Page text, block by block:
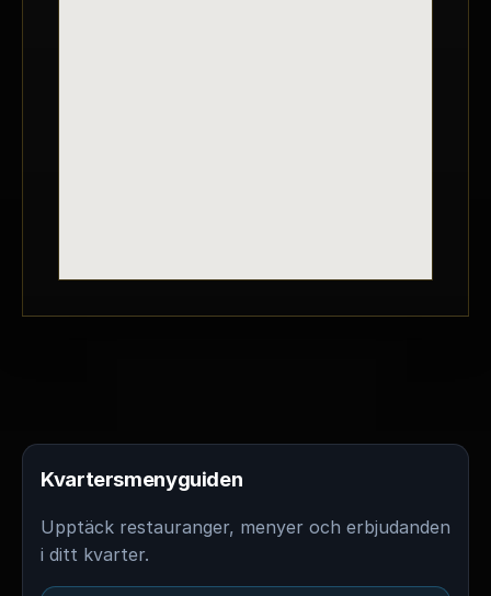
Kvartersmenyguiden
Upptäck restauranger, menyer och erbjudanden
i ditt kvarter.